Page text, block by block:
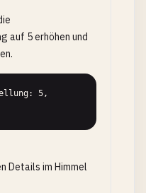
auf 5 erhöhen und
5,
Details im Himmel